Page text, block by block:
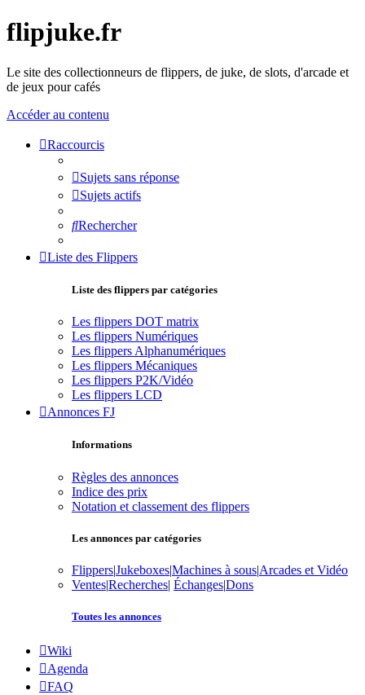
flipjuke.fr
Le site des collectionneurs de flippers, de juke, de slots, d'arcade et
de jeux pour cafés
Accéder au contenu
Raccourcis
Sujets sans réponse
Sujets actifs
Rechercher
Liste des Flippers
Liste des flippers par catégories
Les flippers DOT matrix
Les flippers Numériques
Les flippers Alphanumériques
Les flippers Mécaniques
Les flippers P2K/Vidéo
Les flippers LCD
Annonces FJ
Informations
Règles des annonces
Indice des prix
Notation et classement des flippers
Les annonces par catégories
Flippers|Jukeboxes|Machines à sous|Arcades et Vidéo
Ventes|Recherches| Échanges|Dons
Toutes les annonces
Wiki
Agenda
FAQ